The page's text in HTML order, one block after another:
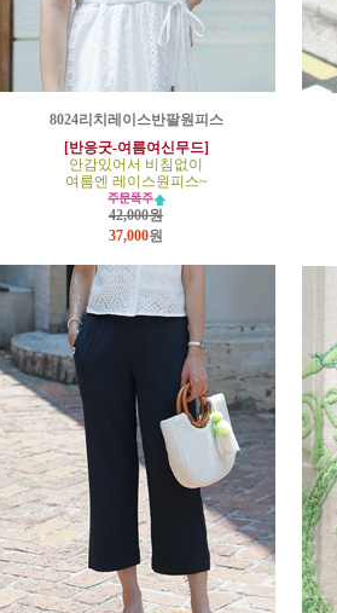
8024리치레이스반팔원피스
[반응굿-여름여신무드]
안감있어서 비침없이
여름엔 레이스원피스~
42,000원
37,000원